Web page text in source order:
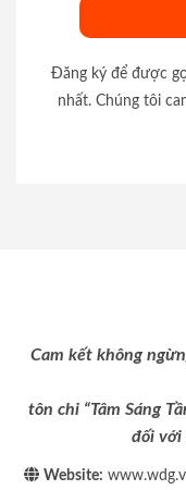
Đăng ký để được
nhất. Chúng tôi
Cam kết không
tôn chỉ “Tâm Sáng
đối với
Website: